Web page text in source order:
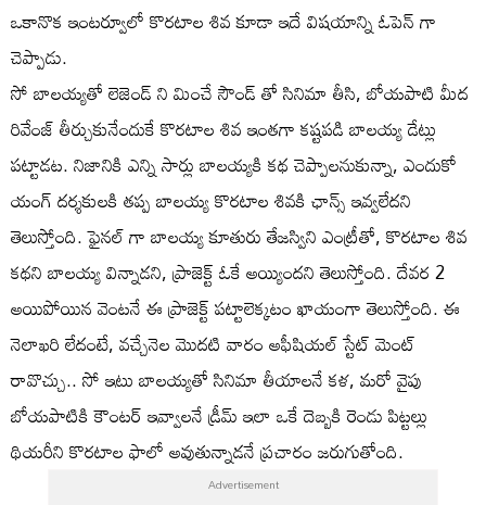
ఒకానొక ఇంటర్వూలో కొరటాల శివ కూడా ఇదే విషయాన్ని ఓపెన్ గా
చెప్పాడు.
సో బాలయ్యతో లెజెండ్ ని మించే సౌండ్ తో సినిమా తీసి, బోయపాటి మీద
రివేంజ్ తీర్చుకునేందుకే కొరటాల శివ ఇంతగా కష్టపడి బాలయ్య డేట్లు
పట్టాడట. నిజానికి ఎన్ని సార్లు బాలయ్యకి కథ చెప్పాలనుకున్నా, ఎందుకో
యంగ్ దర్శకులకి తప్ప బాలయ్య కొరటాల శివకి ఛాన్స్ ఇవ్వలేదని
తెలుస్తోంది. ఫైనల్ గా బాలయ్య కూతురు తేజస్విని ఎంట్రీతో, కొరటాల శివ
కథని బాలయ్య విన్నాడని, ప్రాజెక్ట్ ఓకే అయ్యిందని తెలుస్తోంది. దేవర 2
అయిపోయిన వెంటనే ఈ ప్రాజెక్ట్ పట్టాలెక్కటం ఖాయంగా తెలుస్తోంది. ఈ
నెలాఖరి లేదంటే, వచ్చేనెల మొదటి వారం అఫీషియల్ స్టేట్ మెంట్
రావొచ్చు.. సో ఇటు బాలయ్యతో సినిమా తీయాలనే కళ, మరో వైపు
బోయపాటికి కౌంటర్ ఇవ్వాలనే డ్రీమ్ ఇలా ఒకే దెబ్బకి రెండు పిట్టల్లు
థియరీని కొరటాల ఫాలో అవుతున్నాడనే ప్రచారం జరుగుతోంది.